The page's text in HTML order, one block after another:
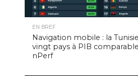
EN BREF
Navigation mobile : la
vingt pays à PIB
nPerf